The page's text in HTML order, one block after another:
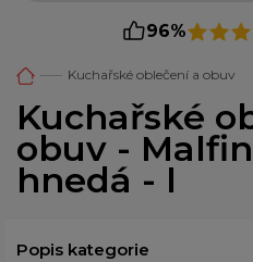
96%
Kuchařské oblečení a obuv
Kuchařské
obuv -
hnedá - l
Popis kategorie